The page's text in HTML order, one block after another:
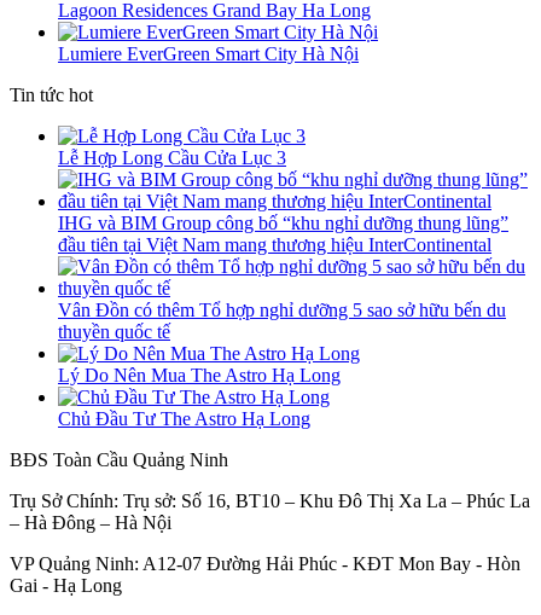
Lagoon Residences Grand Bay Ha Long
Lumiere EverGreen Smart City Hà Nội
Tin tức hot
Lễ Hợp Long Cầu Cửa Lục 3
IHG và BIM Group công bố “khu nghỉ dưỡng thung lũng”
đầu tiên tại Việt Nam mang thương hiệu InterContinental
Vân Đồn có thêm Tổ hợp nghỉ dưỡng 5 sao sở hữu bến du
thuyền quốc tế
Lý Do Nên Mua The Astro Hạ Long
Chủ Đầu Tư The Astro Hạ Long
BĐS Toàn Cầu Quảng Ninh
Trụ Sở Chính: Trụ sở: Số 16, BT10 – Khu Đô Thị Xa La – Phúc La
– Hà Đông – Hà Nội
VP Quảng Ninh: A12-07 Đường Hải Phúc - KĐT Mon Bay - Hòn
Gai - Hạ Long